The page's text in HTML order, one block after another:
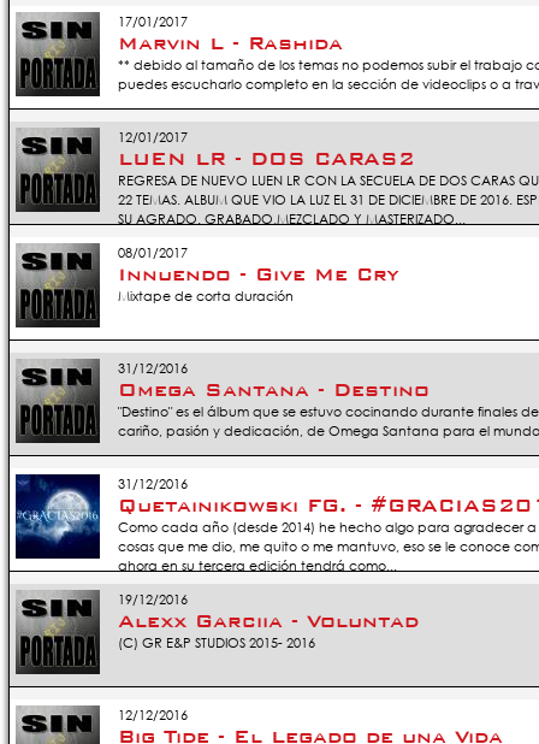
17/01/2017
Marvin L - Rashida
** debido al tamaño de los temas no podemos subir el trabajo
puedes escucharlo completo en la sección de videoclips o a
12/01/2017
LUEN LR - DOS CARAS2
REGRESA DE NUEVO LUEN LR CON LA SECUELA DE DOS CARAS
22 TEMAS. ALBUM QUE VIO LA LUZ EL 31 DE DICIEMBRE DE 2016.
SU AGRADO. GRABADO,MEZCLADO Y MASTERIZADO...
08/01/2017
Innuendo - Give Me Cry
Mixtape de corta duración
31/12/2016
Omega Santana - Destino
"Destino" es el álbum que se estuvo cocinando durante finales
cariño, pasión y dedicación, de Omega Santana para el
31/12/2016
Quetainikowski FG. -
Como cada año (desde 2014) he hecho algo para agradecer a
cosas que me dio, me quito o me mantuvo, eso se le conoce
ahora en su tercera edición tendrá como...
19/12/2016
Alexx Garciia - Voluntad
(C) GR E&P STUDIOS 2015- 2016
12/12/2016
Big Tide - El Legado de una Vida